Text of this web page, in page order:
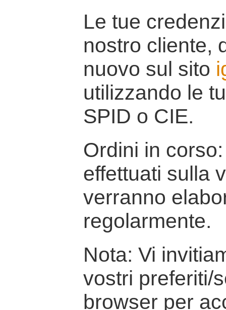
Le tue
nostro cliente,
nuovo sul sito
utilizzando le
SPID o CIE.
Ordini in
effettuati sulla
verranno
regolarmente.
Nota: Vi
vostri preferiti/
browser per